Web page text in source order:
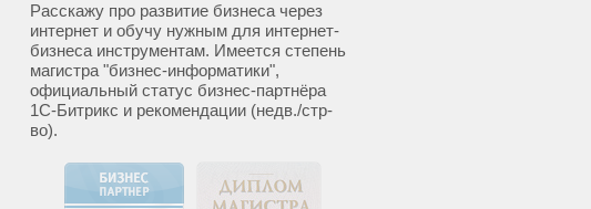
Расскажу про развитие бизнеса через
интернет и обучу нужным для интернет-
бизнеса инструментам. Имеется степень
магистра "бизнес-информатики",
официальный статус бизнес-партнёра
1С-Битрикс и рекомендации (недв./стр-
во).